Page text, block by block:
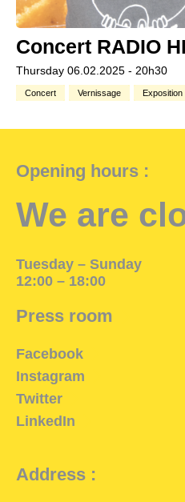
Concert RADIO
Thursday 06.02.2025 - 20h30
Concert Vernissage Exposition
Opening hours :
We are
Tuesday – Sunday
12:00 – 18:00
Press room
Facebook
Instagram
Twitter
LinkedIn
Address :